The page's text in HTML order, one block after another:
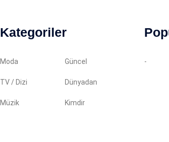
Kategoriler
Moda Güncel
TV / Dizi Dünyadan
Müzik Kimdir
-